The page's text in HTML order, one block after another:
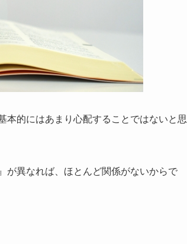
本的にはあまり心配することではないと思
が異なれば、ほとんど関係がないからで